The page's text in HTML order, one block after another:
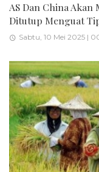
AS Dan China Akan
Ditutup Menguat
Sabtu, 10 Mei 2025 |